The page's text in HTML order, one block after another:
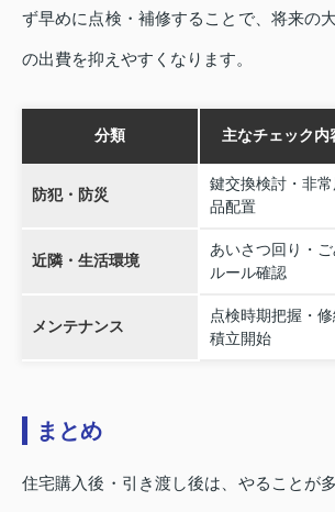
ず早めに点検・補修することで、将来の
の出費を抑えやすくなります。
分類 主なチェック内
防犯・防災
鍵交換検討・非常
品配置
近隣・生活環境
あいさつ回り・ご
ルール確認
メンテナンス
点検時期把握・
積立開始
まとめ
住宅購入後・引き渡し後は、やることが